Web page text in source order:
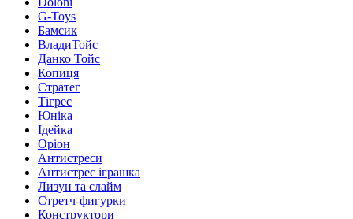
G-Toys
Бамсик
ВладиТойс
Данко Тойс
Копиця
Стратег
Тігрес
Юніка
Ідейка
Оріон
Антистреси
Антистрес іграшка
Лизун та слайм
Стретч-фигурки
Конструктори